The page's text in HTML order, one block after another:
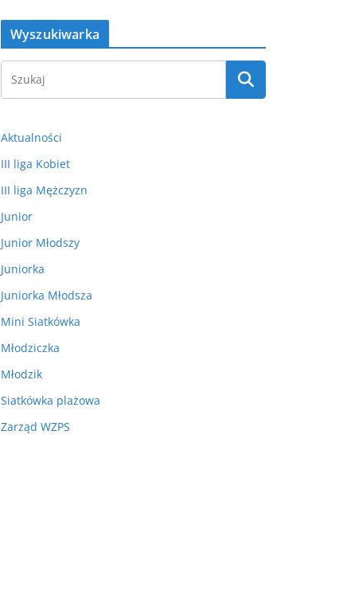
Wyszukiwarka
Aktualności
III liga Kobiet
III liga Mężczyzn
Junior
Junior Młodszy
Juniorka
Juniorka Młodsza
Mini Siatkówka
Młodziczka
Młodzik
Siatkówka plażowa
Zarząd WZPS